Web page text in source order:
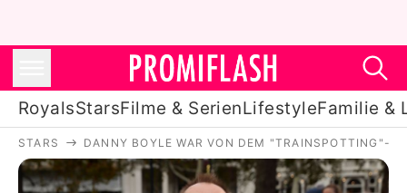
RoyalsStarsFilme & SerienLifestyleFamilie &
Royals
STARS DANNY BOYLE WAR VON DEM "TRAINSPOTTING"-